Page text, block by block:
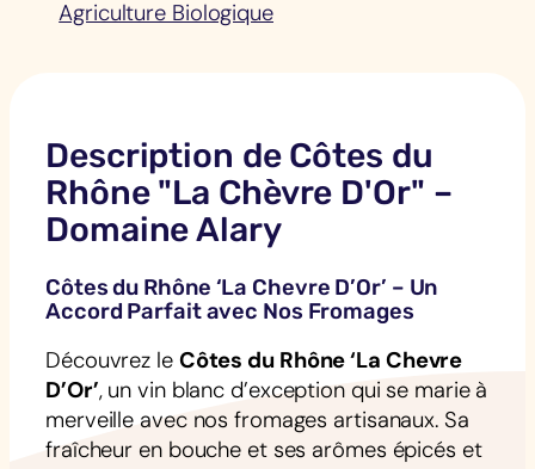
Agriculture Biologique
Description de Côtes du
Rhône "La Chèvre D'Or" –
Domaine Alary
Côtes du Rhône ‘La Chevre D’Or’ – Un
Accord Parfait avec Nos Fromages
Découvrez le Côtes du Rhône ‘La Chevre
D’Or’, un vin blanc d’exception qui se marie à
merveille avec nos fromages artisanaux. Sa
fraîcheur en bouche et ses arômes épicés et